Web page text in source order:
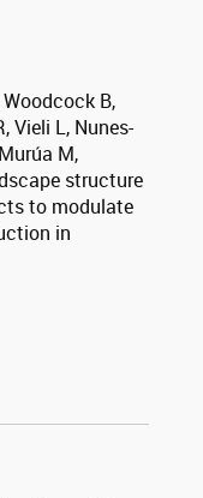
Woodcock B,
Vieli L, Nunes-
M,
structure
to modulate
in